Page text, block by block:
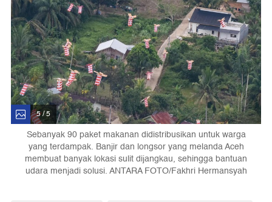
5 / 5
Sebanyak 90 paket makanan didistribusikan untuk warga
yang terdampak. Banjir dan longsor yang melanda Aceh
membuat banyak lokasi sulit dijangkau, sehingga bantuan
udara menjadi solusi. ANTARA FOTO/Fakhri Hermansyah